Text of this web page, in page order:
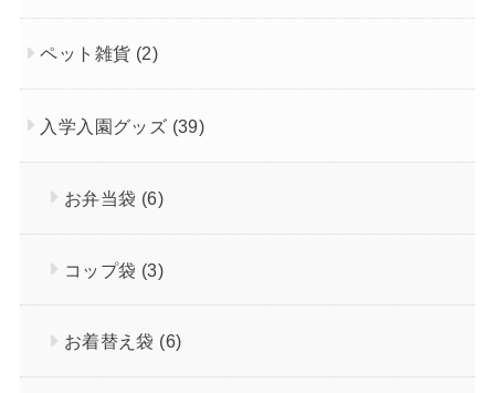
ペット雑貨 (2)
入学入園グッズ (39)
お弁当袋 (6)
コップ袋 (3)
お着替え袋 (6)